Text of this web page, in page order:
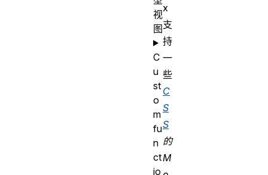
x
支
持
一
些
C
S
S
的
M
视
图
C
u
st
o
m
fu
n
ct
io